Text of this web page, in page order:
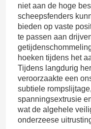
niet aan de hoge
scheepsfenders
bieden op vaste
te passen aan
hoeken tijdens het
Tijdens langdurig
veroorzaakte een
subtiele
spanningsextrusie
wat de algehele
onderzeese